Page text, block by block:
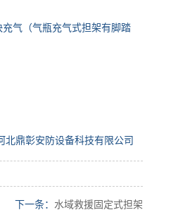
气（气瓶充气式担架有脚踏
北鼎彰安防设备科技有限公司
下一条： 水域救援固定式担架